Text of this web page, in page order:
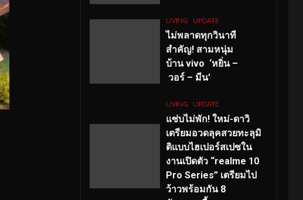
LIVING UPDATE
ไม่พลาดทุกวินาที
สำคัญ! สามหนุ่ม
บ้าน vivo ‘หยิ่น –
วอร์ – มีน’
LIVING UPDATE
แซ่บไม่พัก! ใหม่-ดาวิ
เตรียมอวดลุคสวยทะลุมิ
ติแบบไฮเปอร์สเปซใน
งานเปิดตัว “realme 10
Pro Series” เตรียมไป
ว้าวพร้อมกัน 8